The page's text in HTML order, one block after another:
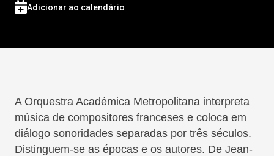
Adicionar ao calendário
A Orquestra Académica Metropolitana interpreta
música de compositores franceses e coloca em
diálogo sonoridades separadas por três séculos.
Distinguem-se as épocas e os autores. De Jean-